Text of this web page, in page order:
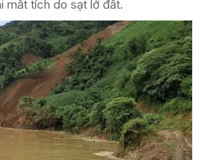
mất tích do sạt lở đất.